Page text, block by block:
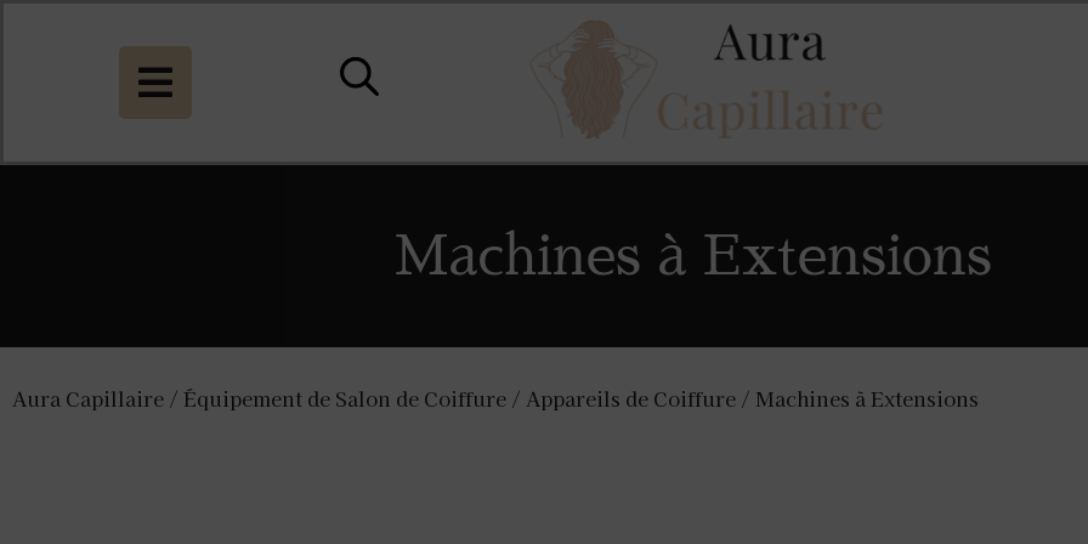
Machines à Extensions
Aura Capillaire / Équipement de Salon de Coiffure / Appareils de Coiffure / Machines à Extensions